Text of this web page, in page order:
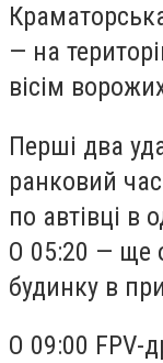
— на
вісім
Перші два
ранковий
по автівці в
О 05:20 — ще
будинку в
О 09:00 FPV-